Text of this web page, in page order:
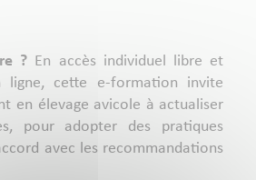
? En accès individuel libre et
ligne, cette e-formation invite
en élevage avicole à actualiser
pour adopter des pratiques
avec les recommandations